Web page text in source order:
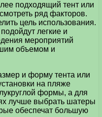
подходящий тент или
ряд факторов.
цель использования.
легкие и
мероприятий
объемом и
и форму тента или
на пляже
формы, а для
лучше выбрать шатеры
обеспечат большую